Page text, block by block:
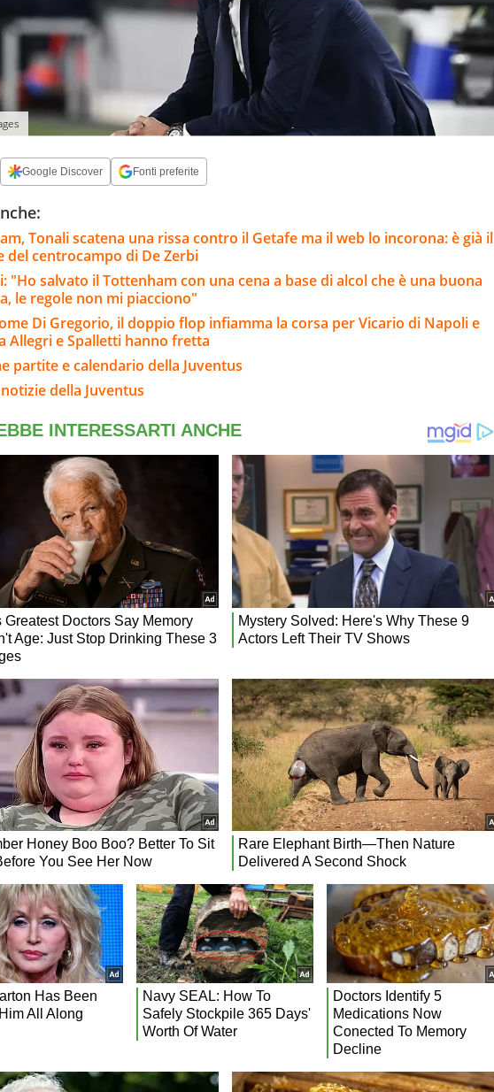
Google Discover Fonti preferite
Tonali scatena una rissa contro il Getafe ma il web lo incorona: è già il
del centrocampo di De Zerbi
"Ho salvato il Tottenham con una cena a base di alcol che è una buona
le regole non mi piacciono"
Di Gregorio, il doppio flop infiamma la corsa per Vicario di Napoli e
Allegri e Spalletti hanno fretta
partite e calendario della Juventus
della Juventus